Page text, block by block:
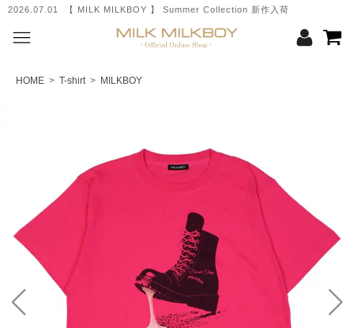
2026.07.01 【 MILK MILKBOY 】 Summer Collection 新作入荷
HOME > T-shirt> MILKBOY